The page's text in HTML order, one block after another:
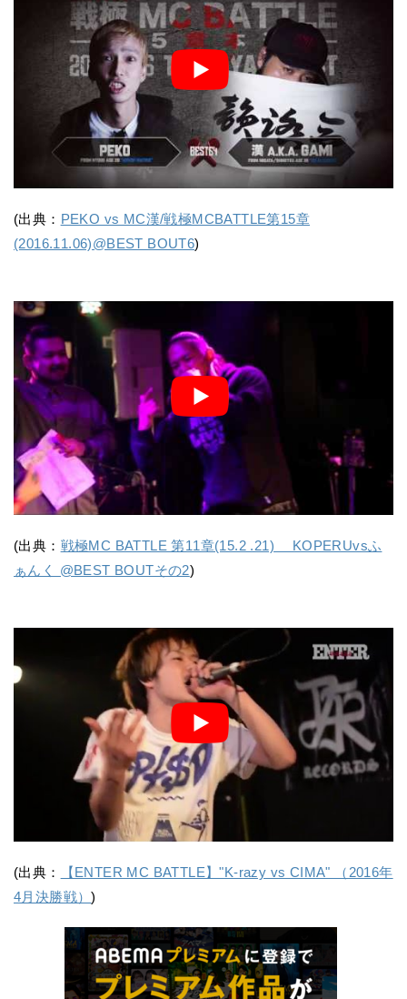
(出典： PEKO vs MC漢/戦極MCBATTLE第15章
(2016.11.06)@BEST BOUT6)
(出典： 戦極MC BATTLE 第11章(15.2 .21) KOPERUvsふ
ぁんく @BEST BOUTその2)
(出典：
【ENTER MC BATTLE】"K-razy vs CIMA" （2016年
4月決勝戦）)